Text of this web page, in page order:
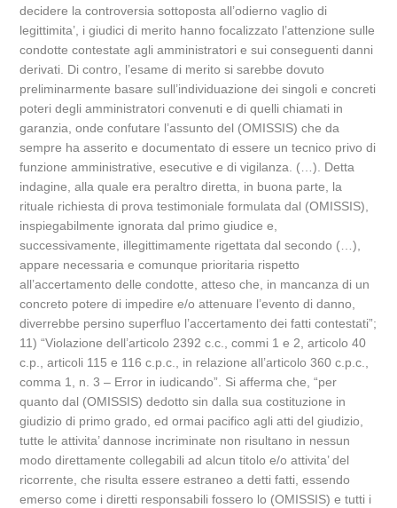
decidere la controversia sottoposta all’odierno vaglio di
legittimita’, i giudici di merito hanno focalizzato l’attenzione sulle
condotte contestate agli amministratori e sui conseguenti danni
derivati. Di contro, l’esame di merito si sarebbe dovuto
preliminarmente basare sull’individuazione dei singoli e concreti
poteri degli amministratori convenuti e di quelli chiamati in
garanzia, onde confutare l’assunto del (OMISSIS) che da
sempre ha asserito e documentato di essere un tecnico privo di
funzione amministrative, esecutive e di vigilanza. (…). Detta
indagine, alla quale era peraltro diretta, in buona parte, la
rituale richiesta di prova testimoniale formulata dal (OMISSIS),
inspiegabilmente ignorata dal primo giudice e,
successivamente, illegittimamente rigettata dal secondo (…),
appare necessaria e comunque prioritaria rispetto
all’accertamento delle condotte, atteso che, in mancanza di un
concreto potere di impedire e/o attenuare l’evento di danno,
diverrebbe persino superfluo l’accertamento dei fatti contestati”;
11) “Violazione dell’articolo 2392 c.c., commi 1 e 2, articolo 40
c.p., articoli 115 e 116 c.p.c., in relazione all’articolo 360 c.p.c.,
comma 1, n. 3 – Error in iudicando”. Si afferma che, “per
quanto dal (OMISSIS) dedotto sin dalla sua costituzione in
giudizio di primo grado, ed ormai pacifico agli atti del giudizio,
tutte le attivita’ dannose incriminate non risultano in nessun
modo direttamente collegabili ad alcun titolo e/o attivita’ del
ricorrente, che risulta essere estraneo a detti fatti, essendo
emerso come i diretti responsabili fossero lo (OMISSIS) e tutti i